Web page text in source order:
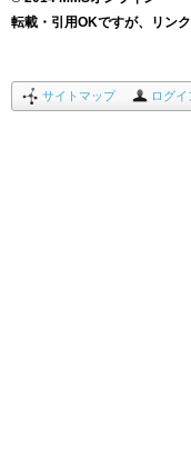
転載・引用OKですが、リン
サイトマップ ログイ